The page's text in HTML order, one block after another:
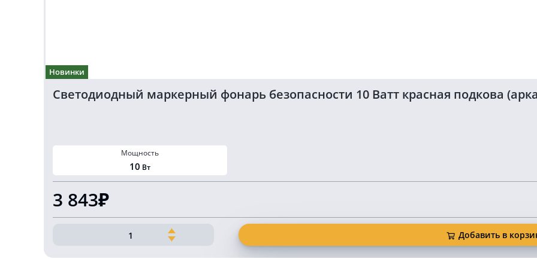
Новинки
Светодиодный маркерный фонарь безопасности 10 Ватт красная подкова
Мощность
10 Вт
3 843₽
Количество
Светодиодный
Добавить в